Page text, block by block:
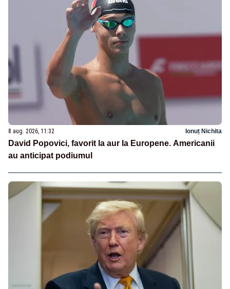
8 aug. 2026, 11:32 Ionuț Nichita
David Popovici, favorit la aur la Europene. Americanii
au anticipat podiumul